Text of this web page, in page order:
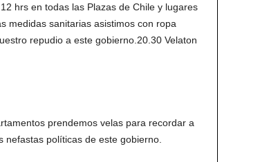
hrs en todas las Plazas de Chile y lugares
medidas sanitarias asistimos con ropa
repudio a este gobierno.20.30 Velaton
prendemos velas para recordar a
nefastas políticas de este gobierno.